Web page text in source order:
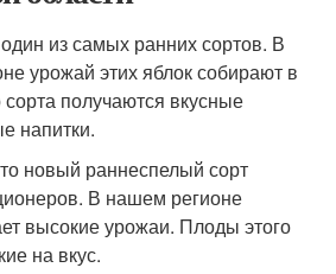
из самых ранних сортов. В
урожай этих яблок собирают в
получаются вкусные
напитки.
новый раннеспелый сорт
В нашем регионе
высокие урожаи. Плоды этого
на вкус.